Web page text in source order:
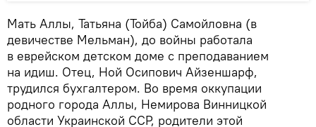
Мать Аллы, Татьяна (Тойба) Самойловна (в
девичестве Мельман), до войны работала
в еврейском детском доме с преподаванием
на идиш. Отец, Ной Осипович Айзеншарф,
трудился бухгалтером. Во время оккупации
родного города Аллы, Немирова Винницкой
области Украинской ССР, родители этой